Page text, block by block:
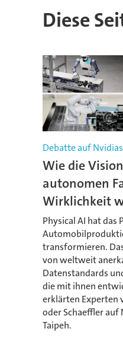
Diese
Debatte auf
Wie die
autonomen
Wirklichkeit
Physical AI hat das
transformieren.
von weltweit
Datenstandards
die mit ihnen
erklärten Experten
oder Schaeffler auf
Taipeh.